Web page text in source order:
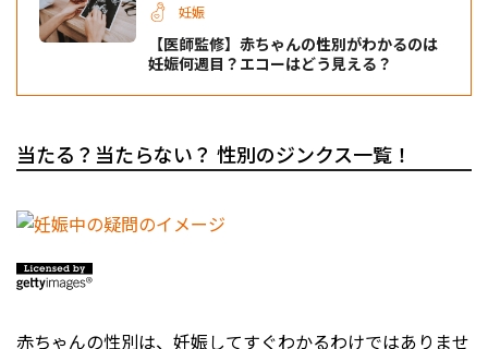
妊娠
【医師監修】赤ちゃんの性別がわかるのは
妊娠何週目？エコーはどう見える？
当たる？当たらない？ 性別のジンクス一覧！
赤ちゃんの性別は、妊娠してすぐわかるわけではありませ